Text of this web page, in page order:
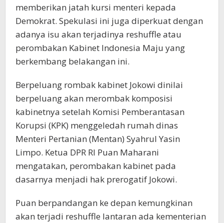
memberikan jatah kursi menteri kepada
Demokrat. Spekulasi ini juga diperkuat dengan
adanya isu akan terjadinya reshuffle atau
perombakan Kabinet Indonesia Maju yang
berkembang belakangan ini.
Berpeluang rombak kabinet Jokowi dinilai
berpeluang akan merombak komposisi
kabinetnya setelah Komisi Pemberantasan
Korupsi (KPK) menggeledah rumah dinas
Menteri Pertanian (Mentan) Syahrul Yasin
Limpo. Ketua DPR RI Puan Maharani
mengatakan, perombakan kabinet pada
dasarnya menjadi hak prerogatif Jokowi.
Puan berpandangan ke depan kemungkinan
akan terjadi reshuffle lantaran ada kementerian